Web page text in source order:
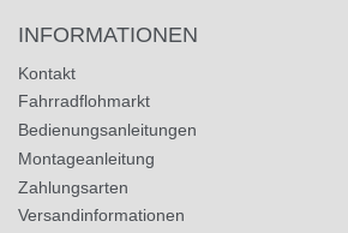
INFORMATIONEN
Kontakt
Fahrradflohmarkt
Bedienungsanleitungen
Montageanleitung
Zahlungsarten
Versandinformationen